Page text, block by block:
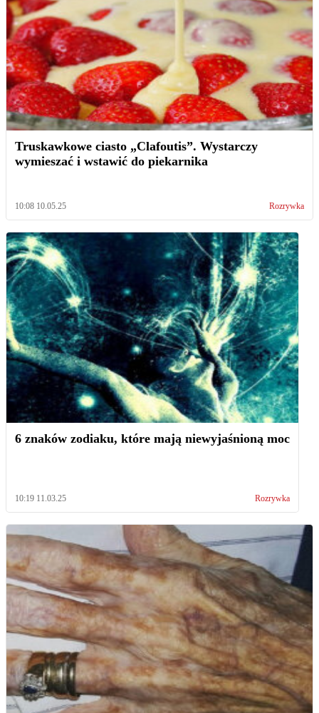
Truskawkowe ciasto „Clafoutis”. Wystarczy
wymieszać i wstawić do piekarnika
10:08 10.05.25 Rozrywka
6 znaków zodiaku, które mają niewyjaśnioną moc
10:19 11.03.25 Rozrywka